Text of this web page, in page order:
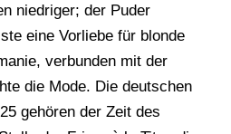
niedriger; der Puder
eine Vorliebe für blonde
verbunden mit der
die Mode. Die deutschen
gehören der Zeit des